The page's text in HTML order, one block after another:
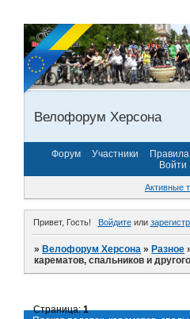
Велофорум Херсона
Форум Участники Правила
Войти
Активные
Привет, Гость! Войдитеили
»Велофорум Херсона »Разное
карематов, спальников и
Страница:1